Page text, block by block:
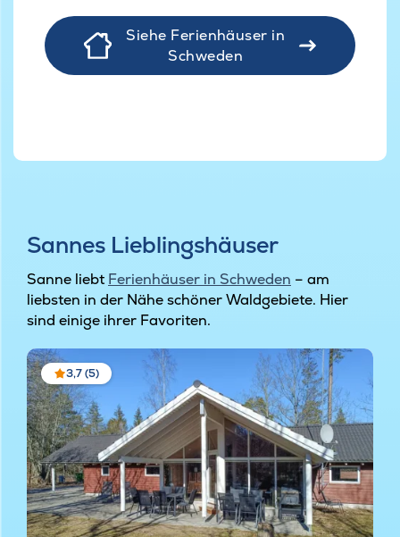
Siehe Ferienhäuser in
Schweden
Sannes Lieblingshäuser
Sanne liebt Ferienhäuser in Schweden – am
liebsten in der Nähe schöner Waldgebiete. Hier
sind einige ihrer Favoriten.
3,7 (5)